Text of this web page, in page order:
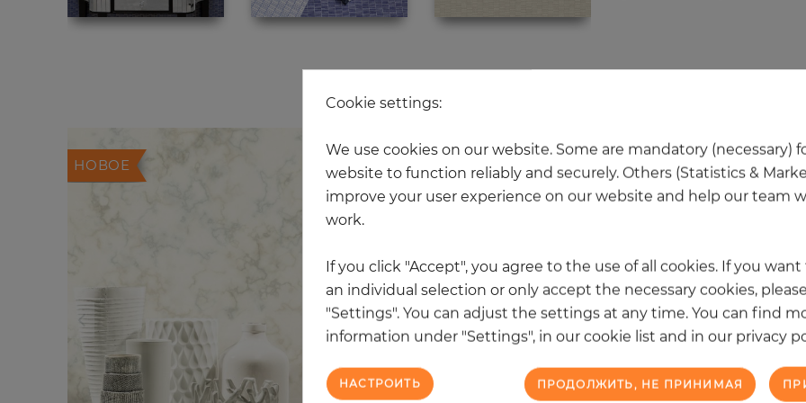
НОВОЕ НОВОЕ
Cookie settings:
We use cookies on our website. Some are mandatory (necessary)
website to function reliably and securely. Others (Statistics &
improve your user experience on our website and help our team
work.
If you click "Accept", you agree to the use of all cookies. If you
an individual selection or only accept the necessary cookies,
"Settings". You can adjust the settings at any time. You can find
information under "Settings", in our cookie list and in our privacy
ПРОДОЛЖИТЬ, НЕ ПРИНИМАЯ
НАСТРОИТЬ